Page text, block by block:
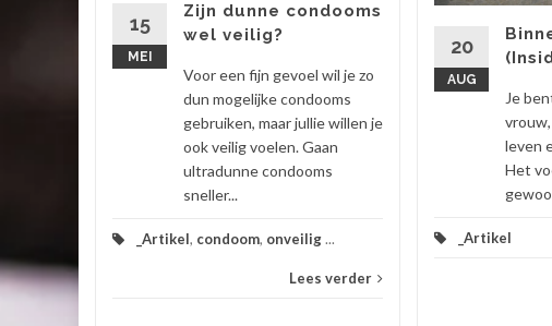
15
MEI
Zijn dunne condooms
wel veilig?
Voor een fijn gevoel wil je zo
dun mogelijke condooms
gebruiken, maar jullie willen je
ook veilig voelen. Gaan
ultradunne condooms
sneller...
_Artikel, condoom, onveilig...
Lees verder
20
AUG
Je
leven
Het
_Artikel